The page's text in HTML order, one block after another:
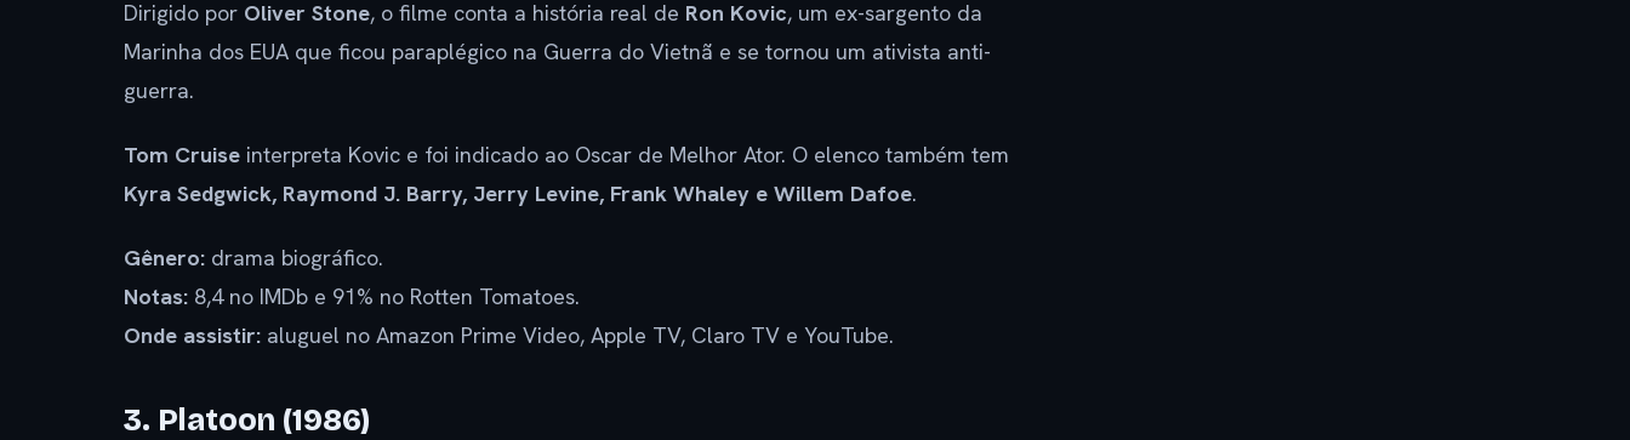
Dirigido por Oliver Stone, o filme conta a história real de Ron Kovic, um ex-sargento da
Marinha dos EUA que ficou paraplégico na Guerra do Vietnã e se tornou um ativista anti-
guerra.
Tom Cruise interpreta Kovic e foi indicado ao Oscar de Melhor Ator. O elenco também tem
Kyra Sedgwick, Raymond J. Barry, Jerry Levine, Frank Whaley e Willem Dafoe.
Gênero: drama biográfico.
Notas: 8,4 no IMDb e 91% no Rotten Tomatoes.
Onde assistir: aluguel no Amazon Prime Video, Apple TV, Claro TV e YouTube.
3. Platoon (1986)